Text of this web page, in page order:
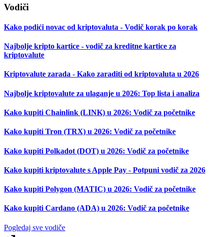
Vodiči
Kako podići novac od kriptovaluta - Vodič korak po korak
Najbolje kripto kartice - vodič za kreditne kartice za
kriptovalute
Kriptovalute zarada - Kako zaraditi od kriptovaluta u 2026
Najbolje kriptovalute za ulaganje u 2026: Top lista i analiza
Kako kupiti Chainlink (LINK) u 2026: Vodič za početnike
Kako kupiti Tron (TRX) u 2026: Vodič za početnike
Kako kupiti Polkadot (DOT) u 2026: Vodič za početnike
Kako kupiti kriptovalute s Apple Pay - Potpuni vodič za 2026
Kako kupiti Polygon (MATIC) u 2026: Vodič za početnike
Kako kupiti Cardano (ADA) u 2026: Vodič za početnike
Pogledaj sve vodiče